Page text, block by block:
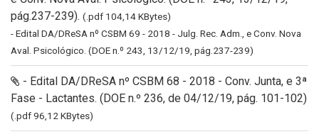
pág.237-239). (.pdf 104,14 KBytes)
- Edital DA/DReSA nº CSBM 69 - 2018 - Julg. Rec. Adm., e Conv. Nova
Aval. Psicológico. (DOE n.º 243, 13/12/19, pág.237-239)
- Edital DA/DReSA nº CSBM 68 - 2018 - Conv. Junta, e 3ª
Fase - Lactantes. (DOE n.º 236, de 04/12/19, pág. 101-102)
(.pdf 96,12 KBytes)